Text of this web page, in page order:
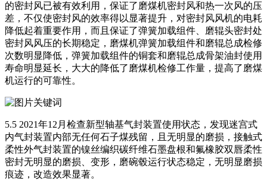
的密封风已被有效利用，保证了磨煤机密封风和热一次风的压
差，不仅使密封风的效率得以显著提升，对密封风风机的电耗
降低起着重要作用，而且保证了弹簧加载组件、磨辊头密封处
密封风风压的长期稳定，磨煤机弹簧加载组件和磨辊总成检修
次数明显降低，弹簧加载组件的铜套和磨辊总成骨架油封使用
寿命明显延长，大大的降低了磨煤机检修工作量，提高了磨煤
机运行的可靠性。
5.5 2021年12月检查新型轴基气封装置使用状态，发现迷宫式
内气封装置内部无任何石子煤残留，且无明显的磨损，接触式
柔性外气封装置的镍丝编织碳纤维石墨盘根和氟橡胶双唇柔性
密封无明显的磨损、变形，磨碗毂运行状态稳定，无明显磨损
痕迹，改造效果显著。